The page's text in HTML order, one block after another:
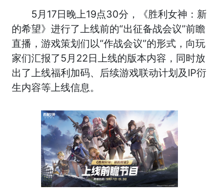
5月17日晚上19点30分，《胜利女神：新
的希望》进行了上线前的“出征备战会议”前瞻
直播，游戏策划们以“作战会议”的形式，向玩
家们汇报了5月22日上线的版本内容，同时放
出了上线福利加码、后续游戏联动计划及IP衍
生内容等上线信息。